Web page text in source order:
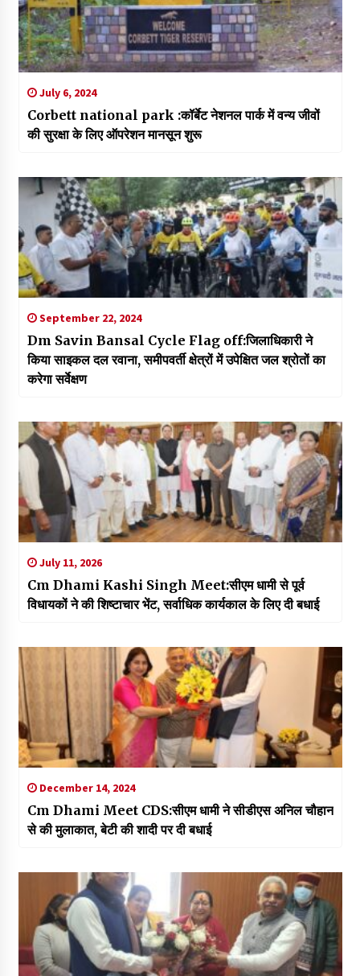
July 6, 2024
Corbett national park :कॉर्बेट नेशनल पार्क में वन्य जीवों
की सुरक्षा के लिए ऑपरेशन मानसून शुरू
September 22, 2024
Dm Savin Bansal Cycle Flag off:जिलाधिकारी ने
किया साइकल दल रवाना, समीपवर्ती क्षेत्रों में उपेक्षित जल श्रोतों का
करेगा सर्वेक्षण
July 11, 2026
Cm Dhami Kashi Singh Meet:सीएम धामी से पूर्व
विधायकों ने की शिष्टाचार भेंट, सर्वाधिक कार्यकाल के लिए दी बधाई
December 14, 2024
Cm Dhami Meet CDS:सीएम धामी ने सीडीएस अनिल चौहान
से की मुलाकात, बेटी की शादी पर दी बधाई